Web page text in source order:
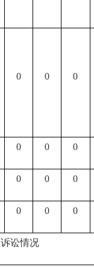
0 0 0
0 0 0
0 0 0
0 0 0
讼情况